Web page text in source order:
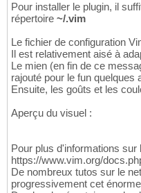
Pour installer le plugin, il
répertoire ~/.vim
Le fichier de configuration
Il est relativement aisé à
Le mien (en fin de ce
rajouté pour le fun quelques
Ensuite, les goûts et les
Aperçu du visuel :
Pour plus d'informations sur
https://www.vim.org/
De nombreux tutos sur le
progressivement cet